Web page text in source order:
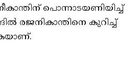
പൊന്നാടയണിയിച്ച്
രജനികാന്തിനെ കുറിച്ച്